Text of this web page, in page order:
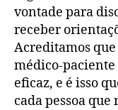
vontade para
receber
Acreditamos
médico-paciente
eficaz, e é isso
cada pessoa que